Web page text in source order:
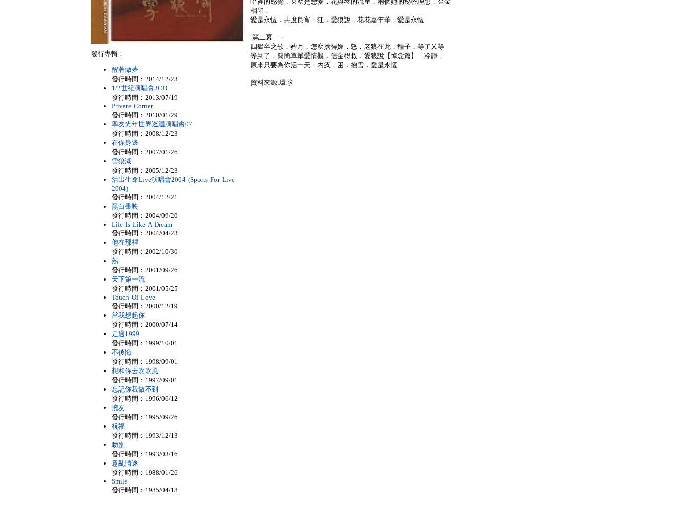
相印．
愛是永恆．共度良宵．狂．愛狼說．花花嘉年華．愛是永恆
-第二幕----
四獄卒之歌．葬月．怎麼捨得妳．怒．老狼在此．種子．等了又等
等到了．簡簡單單愛情觀．信金得救．愛狼說【悼念篇】．冷靜．
原來只要為你活一天．內疚．困．抱雪．愛是永恆
資料來源:環球
發行專輯：
醒著做夢
發行時間：2014/12/23
1/2世紀演唱會3CD
發行時間：2013/07/19
Private Corner
發行時間：2010/01/29
學友光年世界巡迴演唱會07
發行時間：2008/12/23
在你身邊
發行時間：2007/01/26
雪狼湖
發行時間：2005/12/23
活出生命Live演唱會2004 (Sports For Live
2004)
發行時間：2004/12/21
黑白畫映
發行時間：2004/09/20
Life Is Like A Dream
發行時間：2004/04/23
他在那裡
發行時間：2002/10/30
熱
發行時間：2001/09/26
天下第一流
發行時間：2001/05/25
Touch Of Love
發行時間：2000/12/19
當我想起你
發行時間：2000/07/14
走過1999
發行時間：1999/10/01
不後悔
發行時間：1998/09/01
想和你去吹吹風
發行時間：1997/09/01
忘記你我做不到
發行時間：1996/06/12
擁友
發行時間：1995/09/26
祝福
發行時間：1993/12/13
吻別
發行時間：1993/03/16
意亂情迷
發行時間：1988/01/26
Smile
發行時間：1985/04/18